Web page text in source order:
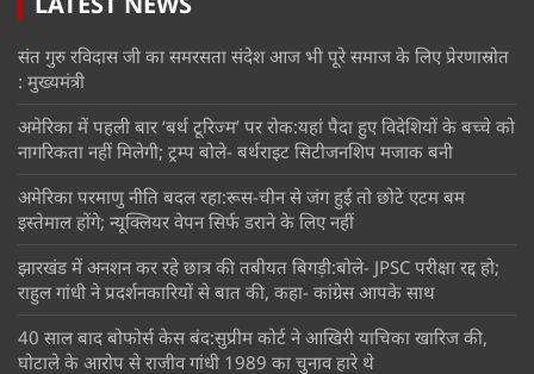
संत गुरु रविदास जी का समरसता संदेश आज भी पूरे समाज के लिए प्रेरणास्रोत
: मुख्यमंत्री
अमेरिका में पहली बार ‘बर्थ टूरिज्म’ पर रोक:यहां पैदा हुए विदेशियों के बच्चे को
नागरिकता नहीं मिलेगी; ट्रम्प बोले- बर्थराइट सिटीजनशिप मजाक बनी
अमेरिका परमाणु नीति बदल रहा:रूस-चीन से जंग हुई तो छोटे एटम बम
इस्तेमाल होंगे; न्यूक्लियर वेपन सिर्फ डराने के लिए नहीं
झारखंड में अनशन कर रहे छात्र की तबीयत बिगड़ी:बोले- JPSC परीक्षा रद्द हो;
राहुल गांधी ने प्रदर्शनकारियों से बात की, कहा- कांग्रेस आपके साथ
40 साल बाद बोफोर्स केस बंद:सुप्रीम कोर्ट ने आखिरी याचिका खारिज की,
घोटाले के आरोप से राजीव गांधी 1989 का चुनाव हारे थे